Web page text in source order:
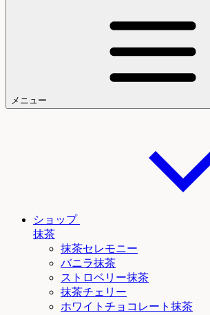
メニュー
ショップ
抹茶
抹茶セレモニー
バニラ抹茶
ストロベリー抹茶
抹茶チェリー
ホワイトチョコレート抹茶